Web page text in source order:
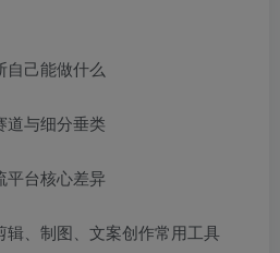
己能做什么
与细分垂类
台核心差异
、制图、文案创作常用工具